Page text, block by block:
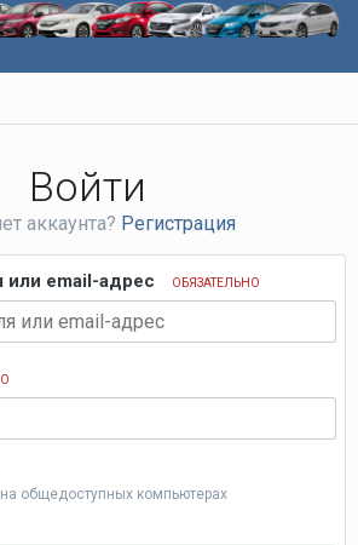
Войти
аккаунта? Регистрация
или email-адрес ОБЯЗАТЕЛЬНО
общедоступных компьютерах